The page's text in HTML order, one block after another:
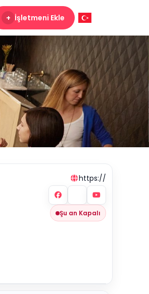
+ İşletmeni Ekle
https://
Şu an Kapalı